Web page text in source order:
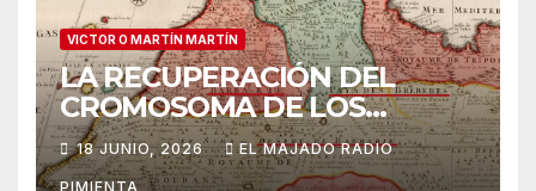
VICTOR O MARTÍN MARTÍN
LA RECUPERACIÓN DEL
CROMOSOMA DE LOS
ANTIGUOS CANARIOS: A
PROPÓSITO DEL LIBRO DE A.
18 JUNIO, 2026 EL MAJADO RADIO
PIMIENTA